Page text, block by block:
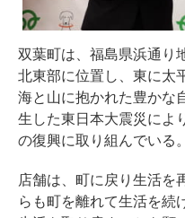
双葉町は、福島県浜通り
北東部に位置し、東に太
海と山に抱かれた豊かな
生した東日本大震災によ
の復興に取り組んでいる。
店舗は、町に戻り生活を
らも町を離れて生活を続